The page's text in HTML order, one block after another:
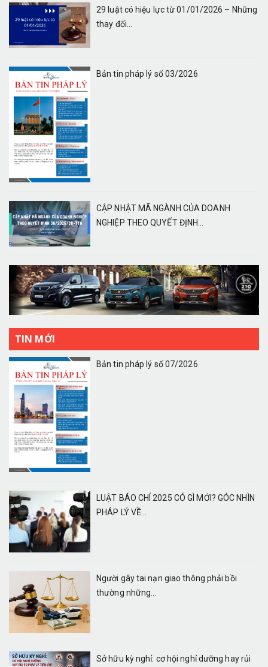
29 luật có hiệu lực từ 01/01/2026 – Những
thay đổi...
Bản tin pháp lý số 03/2026
CẬP NHẬT MÃ NGÀNH CỦA DOANH
NGHIỆP THEO QUYẾT ĐỊNH...
TIN MỚI
Bản tin pháp lý số 07/2026
LUẬT BÁO CHÍ 2025 CÓ GÌ MỚI? GÓC NHÌN
PHÁP LÝ VỀ...
Người gây tai nạn giao thông phải bồi
thường những...
Sở hữu kỳ nghỉ: cơ hội nghỉ dưỡng hay rủi